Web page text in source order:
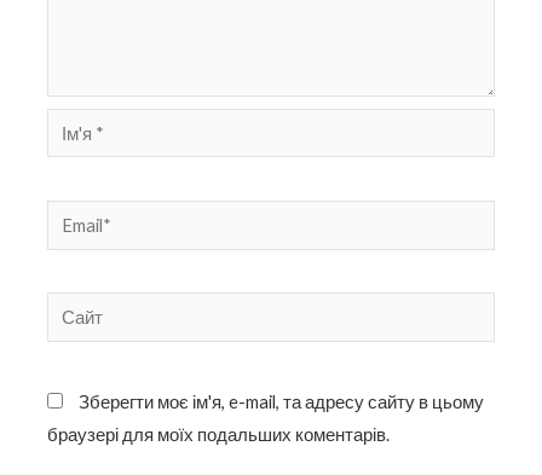
Ім'я
*
Email*
Сайт
Зберегти моє ім'я, e-mail, та адресу сайту в цьому
браузері для моїх подальших коментарів.